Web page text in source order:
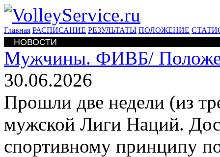
Главная РАСПИСАНИЕ РЕЗУЛЬТАТЫ ПОЛОЖЕНИЕ
НОВОСТИ
Мужчины. ФИВБ/
30.06.2026
Прошли две недели (из
мужской Лиги Наций.
спортивному принципу